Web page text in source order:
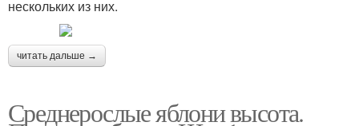
нескольких из них.
читать дальше →
Среднерослые яблони высота.